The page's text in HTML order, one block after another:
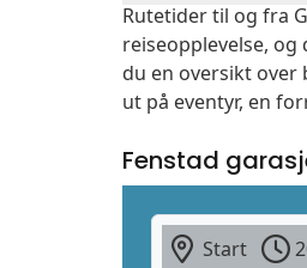
Rutetider til og fra
reiseopplevelse,
du en oversikt over
ut på eventyr, en
Fenstad
Start